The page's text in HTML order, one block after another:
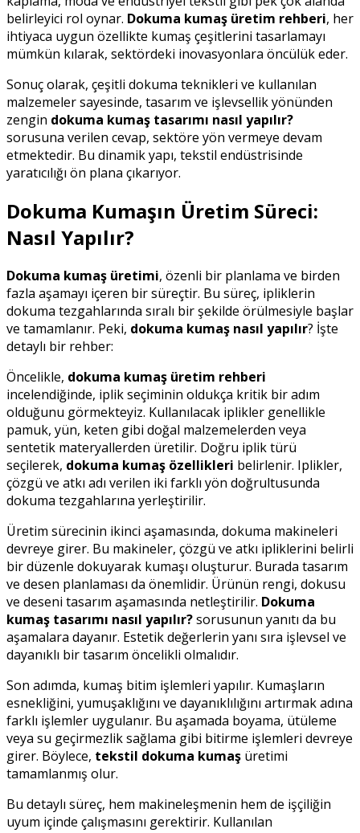
belirleyici rol oynar. Dokuma kumaş üretim rehberi, her
ihtiyaca uygun özellikte kumaş çeşitlerini tasarlamayı
mümkün kılarak, sektördeki inovasyonlara öncülük eder.
Sonuç olarak, çeşitli dokuma teknikleri ve kullanılan
malzemeler sayesinde, tasarım ve işlevsellik yönünden
zengin dokuma kumaş tasarımı nasıl yapılır?
sorusuna verilen cevap, sektöre yön vermeye devam
etmektedir. Bu dinamik yapı, tekstil endüstrisinde
yaratıcılığı ön plana çıkarıyor.
Dokuma Kumaşın Üretim Süreci:
Nasıl Yapılır?
Dokuma kumaş üretimi, özenli bir planlama ve birden
fazla aşamayı içeren bir süreçtir. Bu süreç, ipliklerin
dokuma tezgahlarında sıralı bir şekilde örülmesiyle başlar
ve tamamlanır. Peki, dokuma kumaş nasıl yapılır? İşte
detaylı bir rehber:
Öncelikle, dokuma kumaş üretim rehberi
incelendiğinde, iplik seçiminin oldukça kritik bir adım
olduğunu görmekteyiz. Kullanılacak iplikler genellikle
pamuk, yün, keten gibi doğal malzemelerden veya
sentetik materyallerden üretilir. Doğru iplik türü
seçilerek, dokuma kumaş özellikleri belirlenir. Iplikler,
çözgü ve atkı adı verilen iki farklı yön doğrultusunda
dokuma tezgahlarına yerleştirilir.
Üretim sürecinin ikinci aşamasında, dokuma makineleri
devreye girer. Bu makineler, çözgü ve atkı ipliklerini belirli
bir düzenle dokuyarak kumaşı oluşturur. Burada tasarım
ve desen planlaması da önemlidir. Ürünün rengi, dokusu
ve deseni tasarım aşamasında netleştirilir. Dokuma
kumaş tasarımı nasıl yapılır?sorusunun yanıtı da bu
aşamalara dayanır. Estetik değerlerin yanı sıra işlevsel ve
dayanıklı bir tasarım öncelikli olmalıdır.
Son adımda, kumaş bitim işlemleri yapılır. Kumaşların
esnekliğini, yumuşaklığını ve dayanıklılığını artırmak adına
farklı işlemler uygulanır. Bu aşamada boyama, ütüleme
veya su geçirmezlik sağlama gibi bitirme işlemleri devreye
girer. Böylece, tekstil dokuma kumaş üretimi
tamamlanmış olur.
Bu detaylı süreç, hem makineleşmenin hem de işçiliğin
uyum içinde çalışmasını gerektirir. Kullanılan